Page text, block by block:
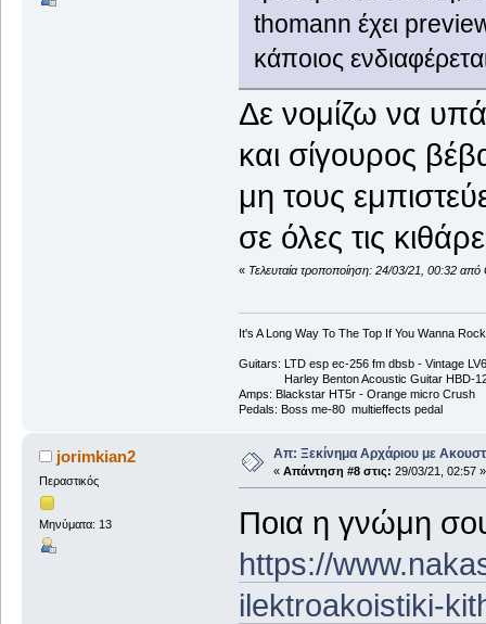
thomann έχει
κάποιος
Δε νομίζω να
και σίγουρος
μη τους
σε όλες τις
« Τελευταία τροποποίηση: 24/03/21, 00:32 από
It's A Long Way To The Top If You Wanna
Guitars: LTD esp ec-256 fm dbsb - Vintage
Harley Benton Acoustic Guitar HBD-
Amps: Blackstar HT5r - Orange micro Crush
Pedals: Boss me-80 multieffects pedal
jorimkian2
Περαστικός
Μηνύματα: 13
Απ: Ξεκίνημα Αρχάριου με
« Απάντηση #8 στις: 29/03/21, 02:57 »
Ποια η γνώμη
https://
ilektroakoistiki-